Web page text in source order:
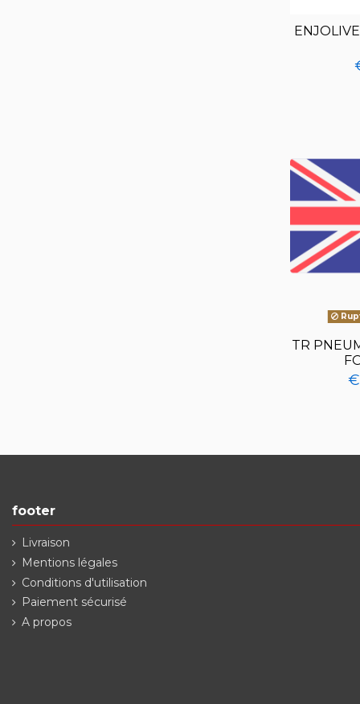
TR
footer
Livraison
Mentions légales
Conditions d'utilisation
Paiement sécurisé
A propos